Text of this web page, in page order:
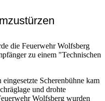
die Feuerwehr Wolfsberg
zu einem "Technischen
Scherenbühne kam
und drohte
Wolfsberg wurden